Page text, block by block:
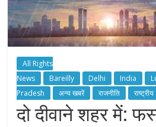
All Rights
News
Bareilly Delhi India
Pradesh
अन्य खबरें राजनीति राष्ट्रीय
दो दीवाने शहर में: